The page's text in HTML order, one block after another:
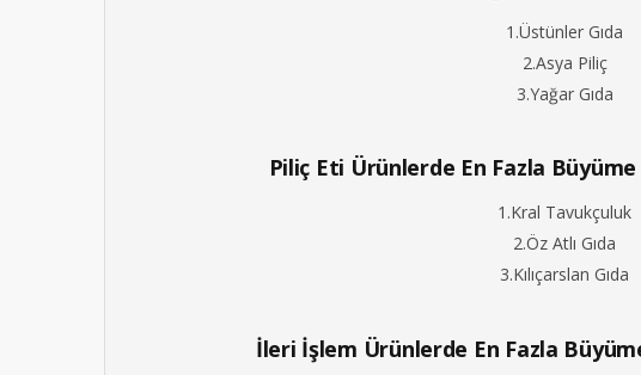
1.Üstünler Gıda
2.Asya Piliç
3.Yağar Gıda
Piliç Eti Ürünlerde En Fazla
1.Kral Tavukçuluk
2.Öz Atlı Gıda
3.Kılıçarslan Gıda
İleri İşlem Ürünlerde En Fazla